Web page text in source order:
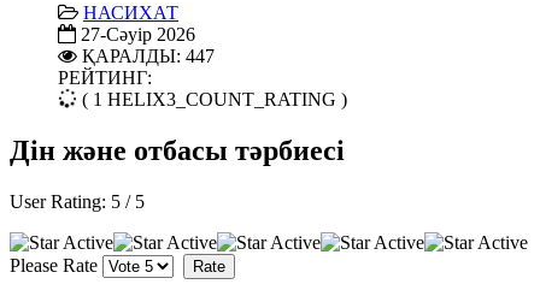
НАСИХАТ
27-Сәуір 2026
ҚАРАЛДЫ: 447
РЕЙТИНГ:
( 1 HELIX3_COUNT_RATING )
Дін және отбасы тәрбиесі
User Rating: 5 / 5
Please Rate